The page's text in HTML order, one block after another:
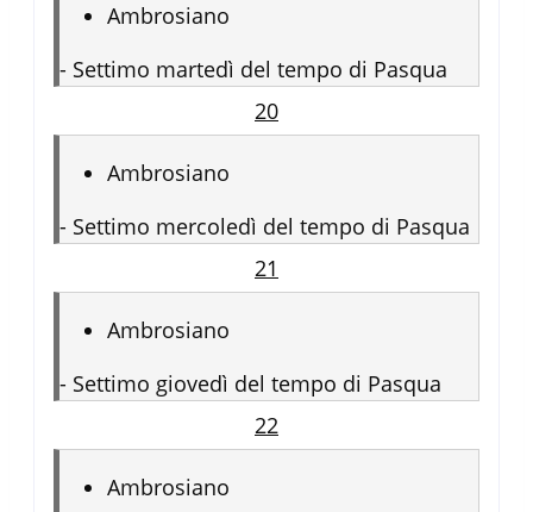
Ambrosiano
- Settimo martedì del tempo di Pasqua
20
Ambrosiano
- Settimo mercoledì del tempo di Pasqua
21
Ambrosiano
- Settimo giovedì del tempo di Pasqua
22
Ambrosiano